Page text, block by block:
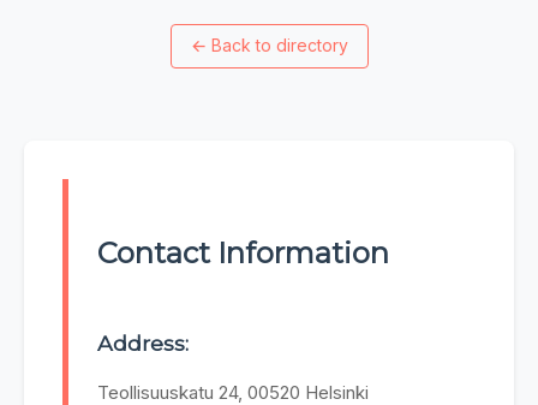
← Back to directory
Contact Information
Address:
Teollisuuskatu 24, 00520 Helsinki